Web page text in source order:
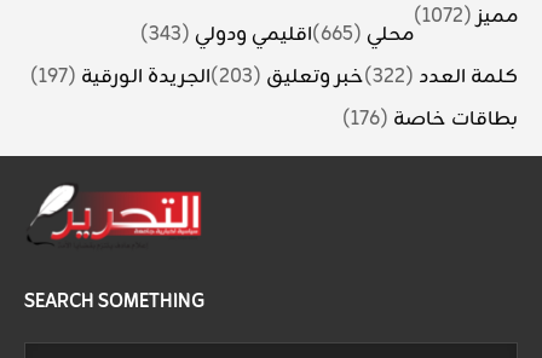
مميز(1072)
محلي (665) اقليمي ودولي (343)
كلمة العدد (322) خبر وتعليق (203) الجريدة الورقية (197)
بطاقات خاصة (176)
SEARCH SOMETHING